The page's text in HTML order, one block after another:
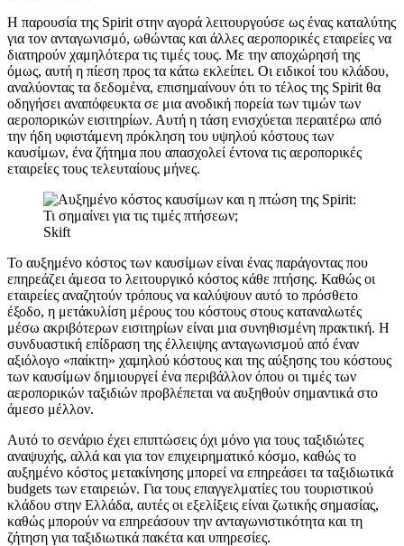
Η παρουσία της Spirit στην αγορά λειτουργούσε ως ένας καταλύτης
για τον ανταγωνισμό, ωθώντας και άλλες αεροπορικές εταιρείες να
διατηρούν χαμηλότερα τις τιμές τους. Με την αποχώρησή της
όμως, αυτή η πίεση προς τα κάτω εκλείπει. Οι ειδικοί του κλάδου,
αναλύοντας τα δεδομένα, επισημαίνουν ότι το τέλος της Spirit θα
οδηγήσει αναπόφευκτα σε μια ανοδική πορεία των τιμών των
αεροπορικών εισιτηρίων. Αυτή η τάση ενισχύεται περαιτέρω από
την ήδη υφιστάμενη πρόκληση του υψηλού κόστους των
καυσίμων, ένα ζήτημα που απασχολεί έντονα τις αεροπορικές
εταιρείες τους τελευταίους μήνες.
Skift
Το αυξημένο κόστος των καυσίμων είναι ένας παράγοντας που
επηρεάζει άμεσα το λειτουργικό κόστος κάθε πτήσης. Καθώς οι
εταιρείες αναζητούν τρόπους να καλύψουν αυτό το πρόσθετο
έξοδο, η μετάκυλίση μέρους του κόστους στους καταναλωτές
μέσω ακριβότερων εισιτηρίων είναι μια συνηθισμένη πρακτική. Η
συνδυαστική επίδραση της έλλειψης ανταγωνισμού από έναν
αξιόλογο «παίκτη» χαμηλού κόστους και της αύξησης του κόστους
των καυσίμων δημιουργεί ένα περιβάλλον όπου οι τιμές των
αεροπορικών ταξιδιών προβλέπεται να αυξηθούν σημαντικά στο
άμεσο μέλλον.
Αυτό το σενάριο έχει επιπτώσεις όχι μόνο για τους ταξιδιώτες
αναψυχής, αλλά και για τον επιχειρηματικό κόσμο, καθώς το
αυξημένο κόστος μετακίνησης μπορεί να επηρεάσει τα ταξιδιωτικά
budgets των εταιρειών. Για τους επαγγελματίες του τουριστικού
κλάδου στην Ελλάδα, αυτές οι εξελίξεις είναι ζωτικής σημασίας,
καθώς μπορούν να επηρεάσουν την ανταγωνιστικότητα και τη
ζήτηση για ταξιδιωτικά πακέτα και υπηρεσίες.